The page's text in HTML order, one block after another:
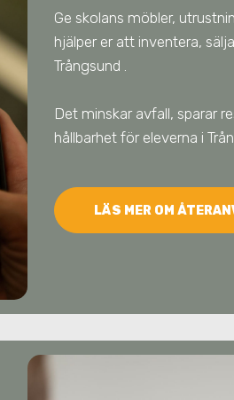
Ge skolans möbler,
hjälper er att inventera,
Trångsund
Det minskar avfall, sparar
hållbarhet för eleverna i
LÄS MER OM